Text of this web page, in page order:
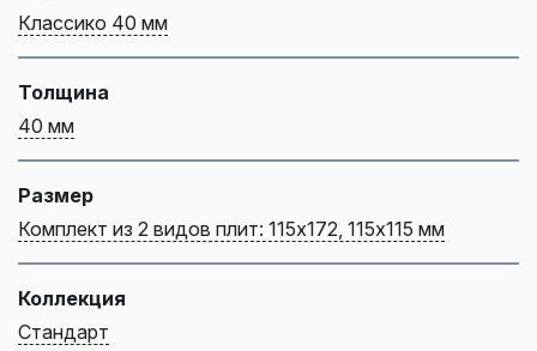
Классико 40 мм
Толщина
40 мм
Размер
Комплект из 2 видов плит: 115х172, 115х115 мм
Коллекция
Стандарт